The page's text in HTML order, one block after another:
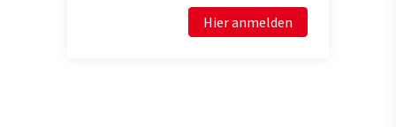
Hier anmelden